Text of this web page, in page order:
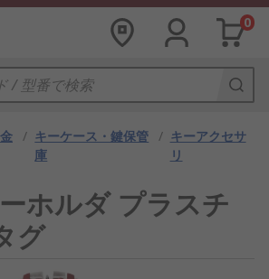
0
/ キーケース・鍵保管
庫
/ キーアクセサ
リ
ホルダ プラスチ
グ